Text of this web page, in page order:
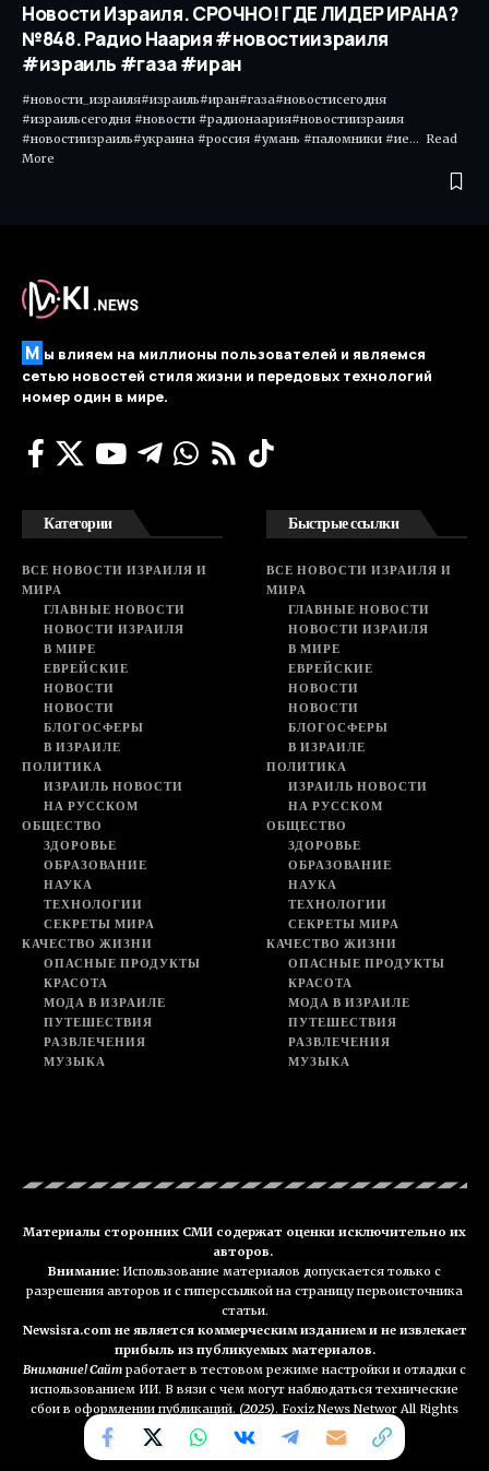
Новости Израиля. СРОЧНО! ГДЕ ЛИДЕР ИРАНА?
№848. Радио Наария #новостиизраиля
#израиль #газа #иран
#новости_израиля#израиль#иран#газа#новостисегодня
#израильсегодня #новости #радионаария#новостиизраиля
#новостиизраиль#украина #россия #умань #паломники #ие... Read
More ​
М ы влияем на миллионы пользователей и являемся
сетью новостей стиля жизни и передовых технологий
номер один в мире.
Категории
ВСЕ НОВОСТИ ИЗРАИЛЯ И
МИРА
ГЛАВНЫЕ НОВОСТИ
НОВОСТИ ИЗРАИЛЯ
В МИРЕ
ЕВРЕЙСКИЕ
НОВОСТИ
НОВОСТИ
БЛОГОСФЕРЫ
В ИЗРАИЛЕ
ПОЛИТИКА
ИЗРАИЛЬ НОВОСТИ
НА РУССКОМ
ОБЩЕСТВО
ЗДОРОВЬЕ
ОБРАЗОВАНИЕ
НАУКА
ТЕХНОЛОГИИ
СЕКРЕТЫ МИРА
КАЧЕСТВО ЖИЗНИ
ОПАСНЫЕ ПРОДУКТЫ
КРАСОТА
МОДА В ИЗРАИЛЕ
ПУТЕШЕСТВИЯ
РАЗВЛЕЧЕНИЯ
МУЗЫКА
Быстрые ссылки
ВСЕ НОВОСТИ ИЗРАИЛЯ И
МИРА
ГЛАВНЫЕ НОВОСТИ
НОВОСТИ ИЗРАИЛЯ
В МИРЕ
ЕВРЕЙСКИЕ
НОВОСТИ
НОВОСТИ
БЛОГОСФЕРЫ
В ИЗРАИЛЕ
ПОЛИТИКА
ИЗРАИЛЬ НОВОСТИ
НА РУССКОМ
ОБЩЕСТВО
ЗДОРОВЬЕ
ОБРАЗОВАНИЕ
НАУКА
ТЕХНОЛОГИИ
СЕКРЕТЫ МИРА
КАЧЕСТВО ЖИЗНИ
ОПАСНЫЕ ПРОДУКТЫ
КРАСОТА
МОДА В ИЗРАИЛЕ
ПУТЕШЕСТВИЯ
РАЗВЛЕЧЕНИЯ
МУЗЫКА
Материалы сторонних СМИ содержат оценки исключительно их
авторов.
Внимание: Использование материалов допускается только с
разрешения авторов и с гиперссылкой на страницу первоисточника
статьи.
Newsisra.com не является коммерческим изданием и не извлекает
прибыль из публикуемых материалов.
Внимание! Сайт работает в тестовом режиме настройки и отладки с
использованием ИИ. В вязи с чем могут наблюдаться технические
сбои в оформлении публикаций. (2025). Foxiz News Networ All Rights
Reserved. NEWSisra.com